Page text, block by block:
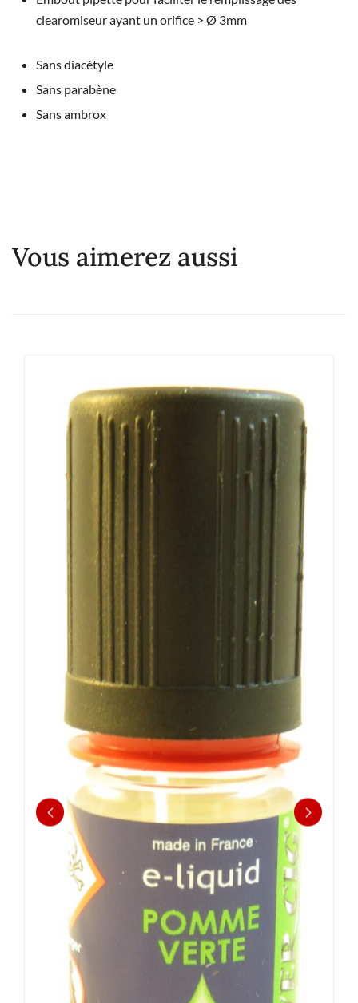
clearomiseur ayant un orifice > Ø 3mm
Sans diacétyle
Sans parabène
Sans ambrox
Vous aimerez aussi